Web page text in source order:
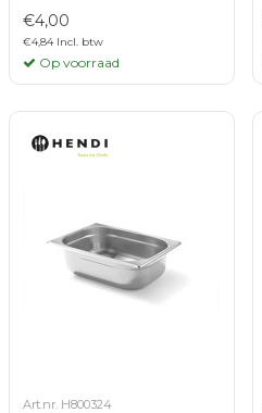
€4,00
€4,84 Incl. btw
Op voorraad
Art.nr. H800324